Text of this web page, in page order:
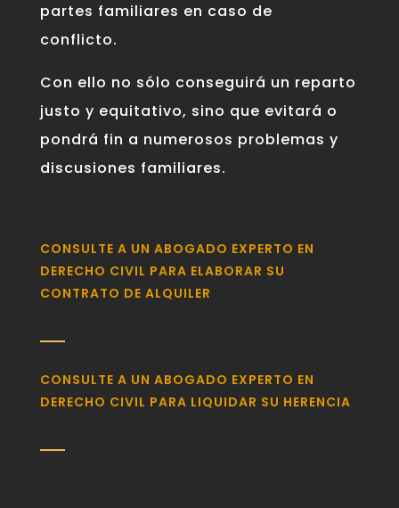
partes familiares en caso de
conflicto.
Con ello no sólo conseguirá un reparto
justo y equitativo, sino que evitará o
pondrá fin a numerosos problemas y
discusiones familiares.
CONSULTE A UN ABOGADO EXPERTO EN
DERECHO CIVIL PARA ELABORAR SU
CONTRATO DE ALQUILER
CONSULTE A UN ABOGADO EXPERTO EN
DERECHO CIVIL PARA LIQUIDAR SU HERENCIA